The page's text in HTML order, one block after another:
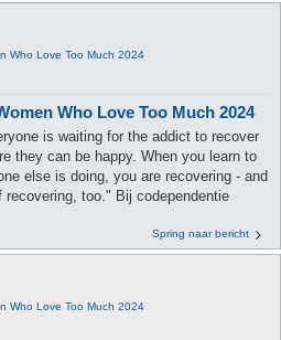
Who Love Too Much 2024
Who Love Too Much 2024
is waiting for the addict to recover
they can be happy. When you learn to
else is doing, you are recovering - and
too." Bij codependentie
Spring naar bericht
Who Love Too Much 2024